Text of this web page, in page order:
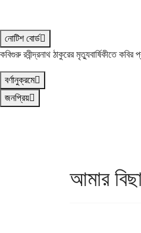
নোটিশ বোর্ড
কবিগুরু রবীন্দ্রনাথ ঠাকুরের মৃত্যুবার্ষিকীতে
বর্ণানুক্রমে
জনপ্রিয়
আমার